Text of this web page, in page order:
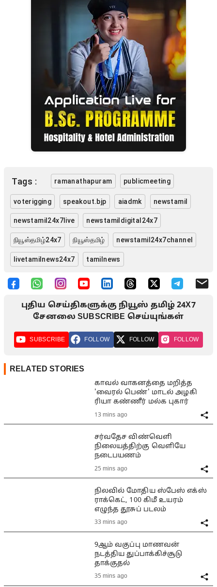
Tags : ramanathapuram publicmeeting
voterigging speakout.bjp aiadmk newstamil
newstamil24x7live newstamildigital24x7
நியூஸ்தமிழ்24x7 நியூஸ்தமிழ் newstamil24x7channel
livetamilnews24x7 tamilnews
புதிய செய்திகளுக்கு நியூஸ் தமிழ் 24X7
சேனலை SUBSCRIBE செய்யுங்கள்
SUBSCRIBE FOLLOW FOLLOW FOLLOW
RELATED STORIES
காவல் வாகனத்தை மறித்த
'வைரல் பெண்' மாடல் அழகி
ரியா கண்ணீர் மல்க புகார்
13 mins ago
சர்வதேச விண்வெளி
நிலையத்திற்கு வெளியே
நடைபயணம்
25 mins ago
நிலவில் மோதிய ஸ்பேஸ் எக்ஸ்
ராக்கெட், 100 கிமீ உயரம்
எழுந்த தூசுப் படலம்
33 mins ago
9ஆம் வகுப்பு மாணவன்
நடத்திய துப்பாக்கிச்சூடு
தாக்குதல்
35 mins ago